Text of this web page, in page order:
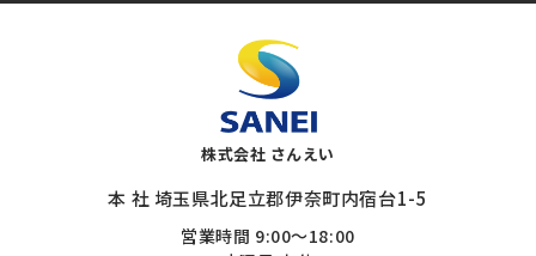
株式会社 さんえい
本 社 埼玉県北足立郡伊奈町内宿台1-5
営業時間 9:00～18:00